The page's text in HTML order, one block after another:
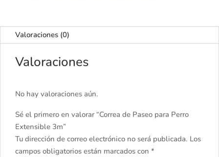
Valoraciones (0)
Valoraciones
No hay valoraciones aún.
Sé el primero en valorar “Correa de Paseo para Perro
Extensible 3m”
Tu dirección de correo electrónico no será publicada. Los
campos obligatorios están marcados con *